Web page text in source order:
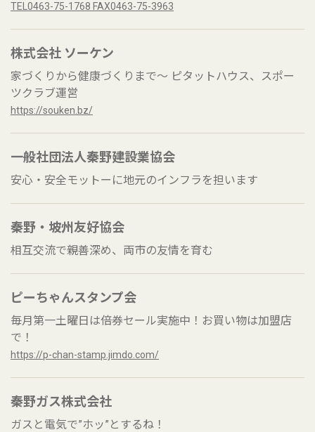
TEL0463-75-1768 FAX0463-75-3963
株式会社 ソーケン
家づくりから健康づくりまで～ ピタットハウス、スポー
ツクラブ運営
https://souken.bz/
一般社団法人秦野建設業協会
安心・安全モットーに地元のインフラを担います
秦野・坡州友好協会
相互交流で親善深め、両市の友情を育む
ピーちゃんスタンプ会
毎月第一土曜日は倍券セール実施中！お買い物は加盟店
で！
https://p-chan-stamp.jimdo.com/
秦野ガス株式会社
ガスと電気で”ホッ”とするね！